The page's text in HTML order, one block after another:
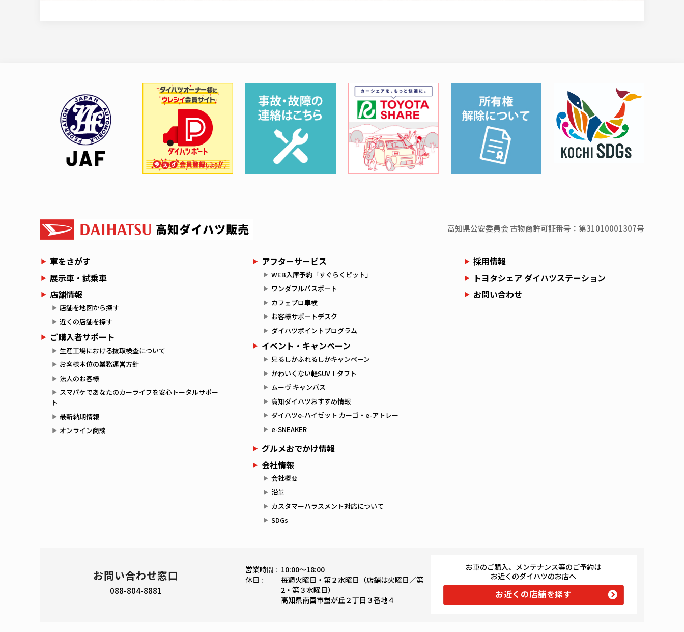
高知県公安委員会古物商許可証番号：第31010001307号
車をさがす
展示車・試乗車
店舗情報
店舗を地図から探す
近くの店舗を探す
ご購入者サポート
生産工場における抜取検査について
お客様本位の業務運営方針
法人のお客様
スマパケであなたのカーライフを安心トータルサポー
ト
最新納期情報
オンライン商談
アフターサービス
WEB入庫予約「すぐらくピット」
ワンダフルパスポート
カフェプロ車検
お客様サポートデスク
ダイハツポイントプログラム
イベント・キャンペーン
見るしかふれるしかキャンペーン
かわいくない軽SUV！タフト
ムーヴ キャンバス
高知ダイハツおすすめ情報
ダイハツe-ハイゼット カーゴ・e-アトレー
e-SNEAKER
グルメおでかけ情報
会社情報
会社概要
沿革
カスタマーハラスメント対応について
SDGs
採用情報
トヨタシェア ダイハツステーション
お問い合わせ
お問い合わせ窓口
088-804-8881
営業時間 : 10:00〜18:00
休日 :
毎週火曜日・第２水曜日（店舗は火曜日／第
2・第３水曜日）
高知県南国市蛍が丘２丁目３番地４
お車のご購入、メンテナンス等のご予約は
お近くのダイハツのお店へ
お近くの店舗を探す